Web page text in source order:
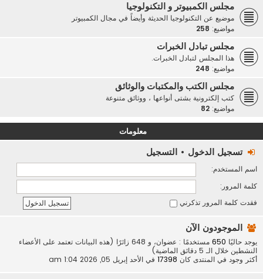
مجلس الكمبيوتر و التكنولوجيا
موضيع عن التكنولوجيا الحديثة وأيضاً في مجال الكمبيوتر
مواضيع: 258
مجلس تبادل الخبرات
هذا المجلس لتبادل الخبرات.
مواضيع: 248
مجلس الكتب والمكتبات والوثائق
كتب إلكترونية بشتى أنواعها ، ووثائق متنوعة
مواضيع: 82
معلومات
تسجيل الدخول • التسجيل
اسم المستخدم:
كلمة المرور:
فقدت كلمة المرور تذكرني
الموجودون الآن
يوجد حاليًا 650
مستخدمًا : عضوان، و 648 زائرًا (هذه البيانات تعتمد على الأعضاء
النشطين خلال الـ 5 دقائق الماضية)
أكثر وجود في المنتدى كان 17398 في الأحد إبريل 05, 2026 1:04 am